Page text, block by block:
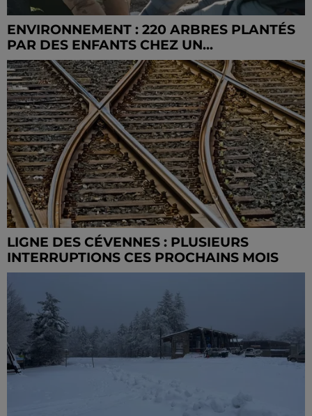
ENVIRONNEMENT : 220 ARBRES PLANTÉS
PAR DES ENFANTS CHEZ UN...
LIGNE DES CÉVENNES : PLUSIEURS
INTERRUPTIONS CES PROCHAINS MOIS